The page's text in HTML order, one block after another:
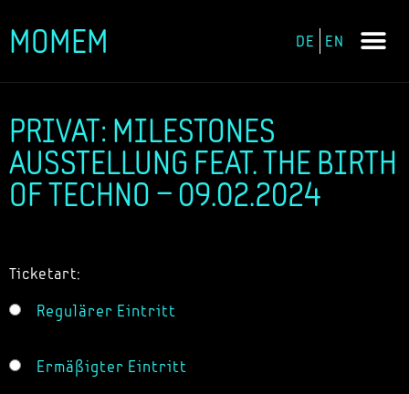
Zum
MOMEM DE EN
PRIVAT: MILESTONES
AUSSTELLUNG FEAT. THE BIRTH
OF TECHNO – 09.02.2024
Ticketart:
Regulärer Eintritt
Ermäßigter Eintritt